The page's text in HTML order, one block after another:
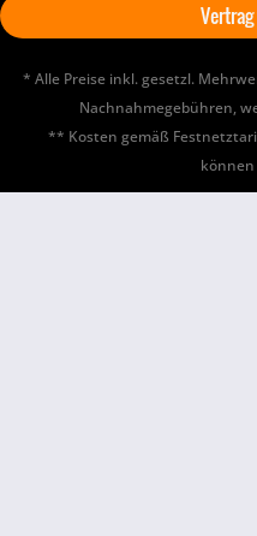
* Alle Preise inkl. gesetzl.
Nachnahmegebühren,
** Kosten gemäß